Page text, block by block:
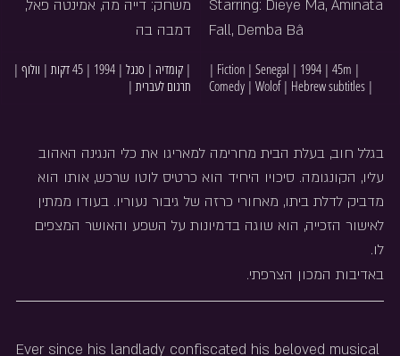
משחק: דייה מה, אמינטה פאל,
דמבה בה
Starring: Dieye Ma, Aminata
Fall, Demba Bâ
| קומדיה | סנגל | 1994 | 45 דקות | וולוף |
תרגום לעברית |
| Fiction | Senegal | 1994 | 45m |
Comedy | Wolof | Hebrew subtitles |
בגלל חוב, בעלת הבית מחרימה למאריגו את כלי הנגינה האהוב
עליו, הקונגומה. סיכויו היחיד הוא כרטיס לוטו שרכש, אותו הוא
מדביק לדלת ביתו, מאחורי כרזה של גיבור נעוריו. בעודו ממתין
לאישור הזכייה, הוא שוגה בדמיונות על השפע והאושר המצפים
לו.
באדיבות המכון הצרפתי.
Ever since his landlady confiscated his beloved musical